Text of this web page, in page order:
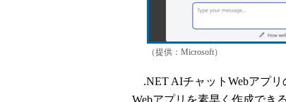
（提供：Microsoft）
.NET AIチャットWebアプ
Webアプリを素早く作成でき